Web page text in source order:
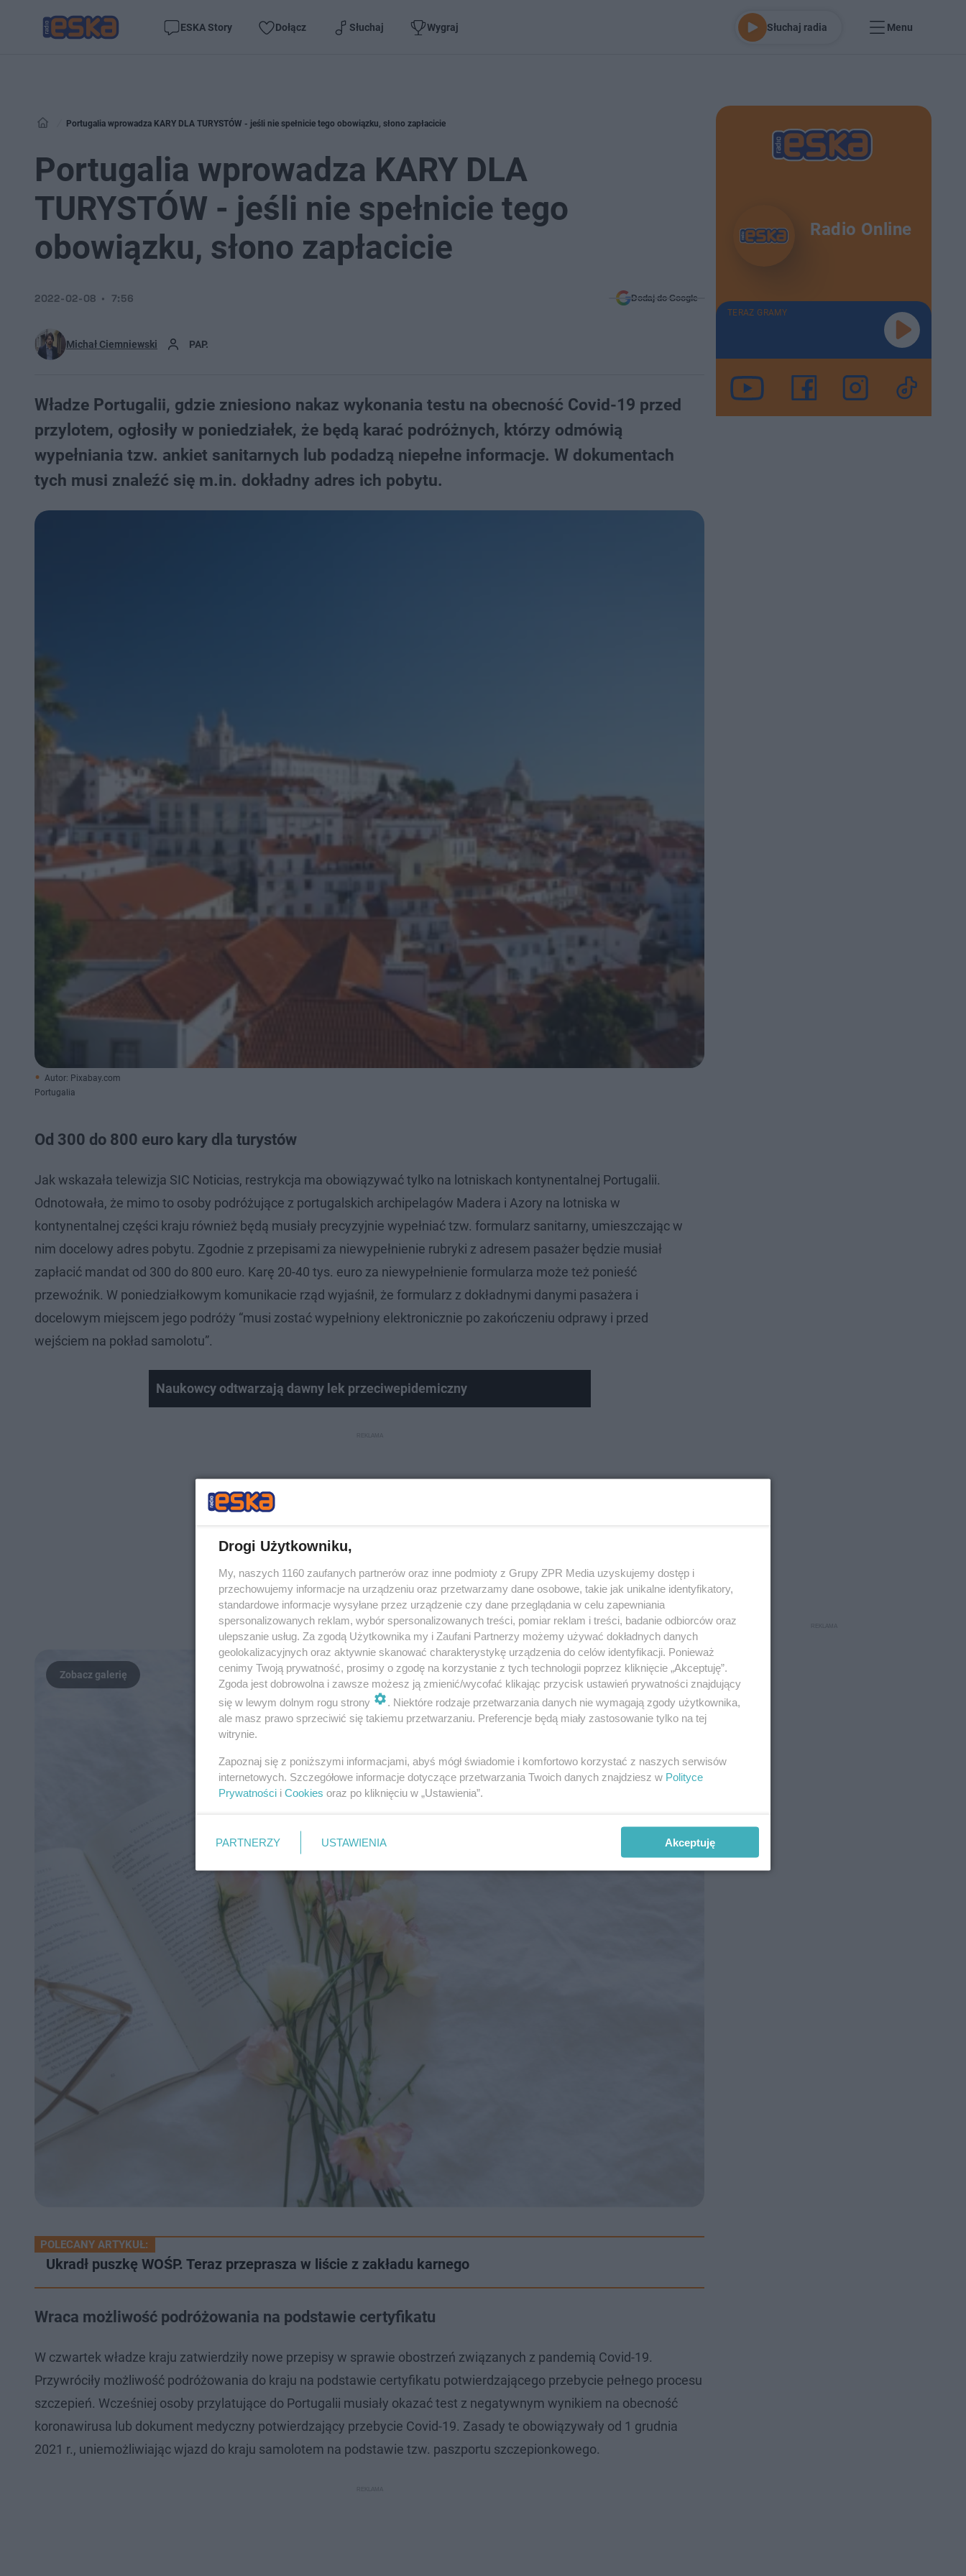
ESKA Story Dołącz Słuchaj Wygraj Słuchaj radia Menu
Portugalia wprowadza KARY DLA TURYSTÓW - jeśli nie spełnicie tego obowiązku, słono zapłacicie
Portugalia wprowadza KARY DLA
TURYSTÓW - jeśli nie spełnicie tego
obowiązku, słono zapłacicie
Michał Ciemniewski PAP.
2022-02-08 7:56 Dodaj do Google
Władze Portugalii, gdzie zniesiono nakaz wykonania testu na obecność Covid-19 przed
przylotem, ogłosiły w poniedziałek, że będą karać podróżnych, którzy odmówią
wypełniania tzw. ankiet sanitarnych lub podadzą niepełne informacje. W dokumentach
tych musi znaleźć się m.in. dokładny adres ich pobytu.
Autor: Pixabay.com
Portugalia
Od 300 do 800 euro kary dla turystów
Jak wskazała telewizja SIC Noticias, restrykcja ma obowiązywać tylko na lotniskach kontynentalnej Portugalii.
Odnotowała, że mimo to osoby podróżujące z portugalskich archipelagów Madera i Azory na lotniska w
kontynentalnej części kraju również będą musiały precyzyjnie wypełniać tzw. formularz sanitarny, umieszczając w
nim docelowy adres pobytu. Zgodnie z przepisami za niewypełnienie rubryki z adresem pasażer będzie musiał
zapłacić mandat od 300 do 800 euro. Karę 20-40 tys. euro za niewypełnienie formularza może też ponieść
przewoźnik. W poniedziałkowym komunikacie rząd wyjaśnił, że formularz z dokładnymi danymi pasażera i
docelowym miejscem jego podróży “musi zostać wypełniony elektronicznie po zakończeniu odprawy i przed
wejściem na pokład samolotu”.
Naukowcy odtwarzają dawny lek przeciwepidemiczny
7
POLECANY ARTYKUŁ:
Ukradł puszkę WOŚP. Teraz przeprasza w liście z zakładu karnego
Wraca możliwość podróżowania na podstawie certyfikatu
W czwartek władze kraju zatwierdziły nowe przepisy w sprawie obostrzeń związanych z pandemią Covid-19.
Przywróciły możliwość podróżowania do kraju na podstawie certyfikatu potwierdzającego przebycie pełnego procesu
szczepień. Wcześniej osoby przylatujące do Portugalii musiały okazać test z negatywnym wynikiem na obecność
koronawirusa lub dokument medyczny potwierdzający przebycie Covid-19. Zasady te obowiązywały od 1 grudnia
2021 r., uniemożliwiając wjazd do kraju samolotem na podstawie tzw. paszportu szczepionkowego.
Radio Online
TERAZ GRAMY
Drogi Użytkowniku,
My, naszych 1160 zaufanych partnerów oraz inne podmioty z Grupy ZPR Media uzyskujemy dostęp i
przechowujemy informacje na urządzeniu oraz przetwarzamy dane osobowe, takie jak unikalne identyfikatory,
standardowe informacje wysyłane przez urządzenie czy dane przeglądania w celu zapewniania
spersonalizowanych reklam, wybór spersonalizowanych treści, pomiar reklam i treści, badanie odbiorców oraz
ulepszanie usług. Za zgodą Użytkownika my i Zaufani Partnerzy możemy używać dokładnych danych
geolokalizacyjnych oraz aktywnie skanować charakterystykę urządzenia do celów identyfikacji. Ponieważ
cenimy Twoją prywatność, prosimy o zgodę na korzystanie z tych technologii poprzez kliknięcie „Akceptuję”.
Zgoda jest dobrowolna i zawsze możesz ją zmienić/wycofać klikając przycisk ustawień prywatności znajdujący
się w lewym dolnym rogu strony
. Niektóre rodzaje przetwarzania danych nie wymagają zgody użytkownika,
ale masz prawo sprzeciwić się takiemu przetwarzaniu. Preferencje będą miały zastosowanie tylko na tej
witrynie.
Zapoznaj się z poniższymi informacjami, abyś mógł świadomie i komfortowo korzystać z naszych serwisów
internetowych. Szczegółowe informacje dotyczące przetwarzania Twoich danych znajdziesz w Polityce
Prywatności i Cookies oraz po kliknięciu w „Ustawienia”.
PARTNERZY USTAWIENIA Akceptuję